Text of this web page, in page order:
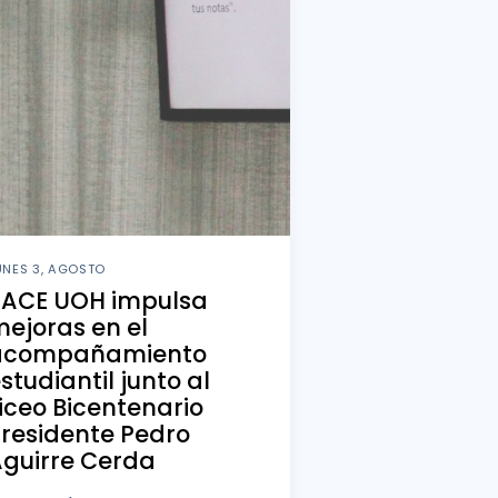
3, AGOSTO
UOH impulsa
en el
junto al
Bicentenario
Pedro
Cerda